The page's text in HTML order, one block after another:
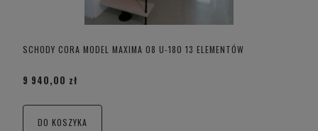
SCHODY CORA MODEL MAXIMA 08 U-180 13 ELEMENTÓW
9 940,00 zł
DO KOSZYKA